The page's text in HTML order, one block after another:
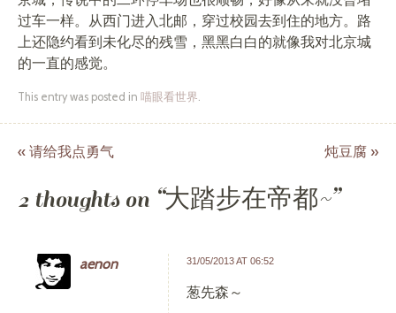
过车一样。从西门进入北邮，穿过校园去到住的地方。路
上还隐约看到未化尽的残雪，黑黑白白的就像我对北京城
的一直的感觉。
This entry was posted in 喵眼看世界.
Post navigation
« 请给我点勇气 炖豆腐 »
2 thoughts on “大踏步在帝都~”
aenon 31/05/2013 AT 06:52
葱先森～